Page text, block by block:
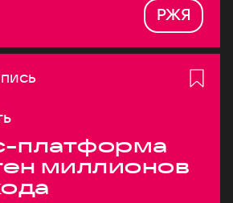
РЖЯ
платформа
миллионов